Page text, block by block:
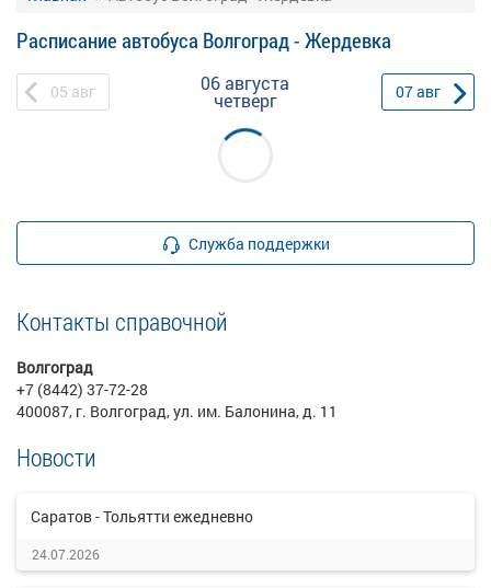
Расписание автобуса Волгоград - Жердевка
05 авг 06 августа
четверг 07авг
Служба поддержки
Контакты справочной
Волгоград
+7 (8442) 37-72-28
400087, г. Волгоград, ул. им. Балонина, д. 11
Новости
Саратов - Тольятти ежедневно
24.07.2026